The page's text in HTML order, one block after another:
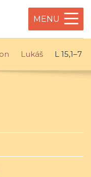
MENU
Lukáš L 15,1–7